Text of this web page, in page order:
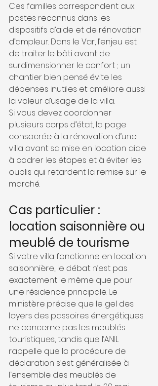
Ces familles correspondent aux
postes reconnus dans les
dispositifs d’aide et de rénovation
d’ampleur. Dans le Var, l’enjeu est
de traiter le bâti avant de
surdimensionner le confort ; un
chantier bien pensé évite les
dépenses inutiles et améliore aussi
la valeur d’usage de la villa.
Si vous devez coordonner
plusieurs corps d’état, la page
consacrée à la rénovation d’une
villa avant sa mise en location aide
à cadrer les étapes et à éviter les
oublis qui retardent la remise sur le
marché.
Cas particulier :
location saisonnière ou
meublé de tourisme
Si votre villa fonctionne en location
saisonnière, le débat n’est pas
exactement le même que pour
une résidence principale. Le
ministère précise que le gel des
loyers des passoires énergétiques
ne concerne pas les meublés
touristiques, tandis que l’ANIL
rappelle que la procédure de
déclaration s’est généralisée à
l’ensemble des meublés de